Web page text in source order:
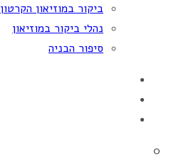
ביקור במוזיאון הקרטון
נהלי ביקור במוזיאון
סיפור הבניה
0